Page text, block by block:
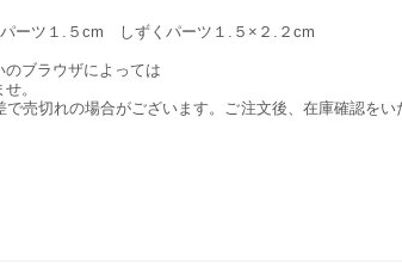
ーツ１.５cm しずくパーツ１.５×２.２cm
ブラウザによっては
。
売切れの場合がございます。ご注文後、在庫確認をい